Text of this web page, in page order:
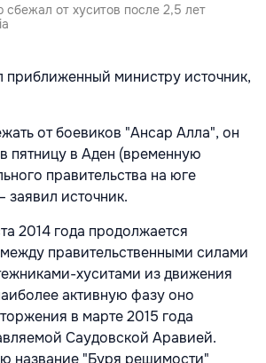
сбежал от хуситов после 2,5 лет
министру источник,
от боевиков "Ансар Алла", он
пятницу в Аден (временную
правительства на юге
источник.
2014 года продолжается
правительственными силами
хуситами из движения
активную фазу оно
в марте 2015 года
Саудовской Аравией.
название "Буря решимости"